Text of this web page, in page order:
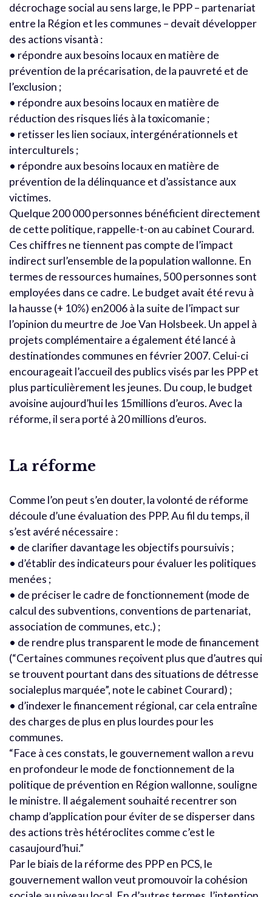
décrochage social au sens large, le PPP – partenariat
entre la Région et les communes – devait développer
des actions visantà :
• répondre aux besoins locaux en matière de
prévention de la précarisation, de la pauvreté et de
l’exclusion ;
• répondre aux besoins locaux en matière de
réduction des risques liés à la toxicomanie ;
• retisser les lien sociaux, intergénérationnels et
interculturels ;
• répondre aux besoins locaux en matière de
prévention de la délinquance et d’assistance aux
victimes.
Quelque 200 000 personnes bénéficient directement
de cette politique, rappelle-t-on au cabinet Courard.
Ces chiffres ne tiennent pas compte de l’impact
indirect surl’ensemble de la population wallonne. En
termes de ressources humaines, 500 personnes sont
employées dans ce cadre. Le budget avait été revu à
la hausse (+ 10%) en2006 à la suite de l’impact sur
l’opinion du meurtre de Joe Van Holsbeek. Un appel à
projets complémentaire a également été lancé à
destinationdes communes en février 2007. Celui-ci
encourageait l’accueil des publics visés par les PPP et
plus particulièrement les jeunes. Du coup, le budget
avoisine aujourd’hui les 15millions d’euros. Avec la
réforme, il sera porté à 20 millions d’euros.
La réforme
Comme l’on peut s’en douter, la volonté de réforme
découle d’une évaluation des PPP. Au fil du temps, il
s’est avéré nécessaire :
• de clarifier davantage les objectifs poursuivis ;
• d’établir des indicateurs pour évaluer les politiques
menées ;
• de préciser le cadre de fonctionnement (mode de
calcul des subventions, conventions de partenariat,
association de communes, etc.) ;
• de rendre plus transparent le mode de financement
(“Certaines communes reçoivent plus que d’autres qui
se trouvent pourtant dans des situations de détresse
socialeplus marquée”, note le cabinet Courard) ;
• d’indexer le financement régional, car cela entraîne
des charges de plus en plus lourdes pour les
communes.
“Face à ces constats, le gouvernement wallon a revu
en profondeur le mode de fonctionnement de la
politique de prévention en Région wallonne, souligne
le ministre. Il aégalement souhaité recentrer son
champ d’application pour éviter de se disperser dans
des actions très hétéroclites comme c’est le
casaujourd’hui.”
Par le biais de la réforme des PPP en PCS, le
gouvernement wallon veut promouvoir la cohésion